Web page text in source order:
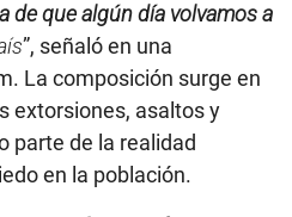
de que algún día volvamos a
”, señaló en una
La composición surge en
extorsiones, asaltos y
parte de la realidad
en la población.